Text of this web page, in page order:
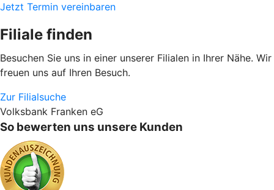
Jetzt Termin vereinbaren
Filiale finden
Besuchen Sie uns in einer unserer Filialen in Ihrer Nähe. Wir
freuen uns auf Ihren Besuch.
Zur Filialsuche
Volksbank Franken eG
So bewerten uns unsere Kunden